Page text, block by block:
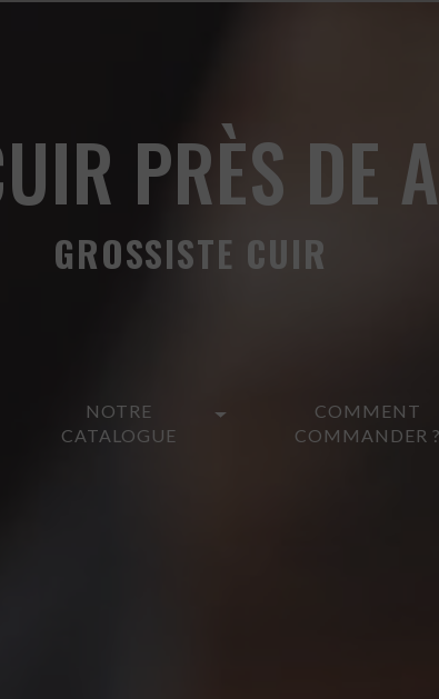
NOTRE
CATALOGUE
COMMENT
COMMANDER
PRÈS DE
GROSSISTE CUIR